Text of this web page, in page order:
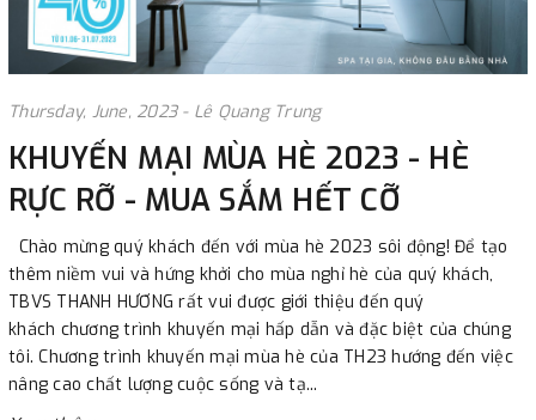
Thursday, June, 2023 - Lê Quang Trung
KHUYẾN MẠI MÙA HÈ 2023 - HÈ
RỰC RỠ - MUA SẮM HẾT CỠ
Chào mừng quý khách đến với mùa hè 2023 sôi động! Để tạo
thêm niềm vui và hứng khởi cho mùa nghỉ hè của quý khách,
TBVS THANH HƯƠNG rất vui được giới thiệu đến quý
khách chương trình khuyến mại hấp dẫn và đặc biệt của chúng
tôi. Chương trình khuyến mại mùa hè của TH23 hướng đến việc
nâng cao chất lượng cuộc sống và tạ...